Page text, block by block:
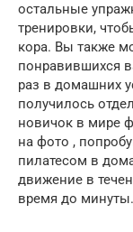
остальные
тренировки,
кора. Вы также
понравившихся
раз в домашних
получилось
новичок в мире
на фото ,
пилатесом в
движение в
время до минуты.